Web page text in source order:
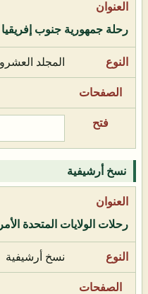
رحلة جمهورية جنوب إفريقيا
المجلد
نسخ أرشيفية
رحلات الولايات المتحدة
نسخ أرشيفية